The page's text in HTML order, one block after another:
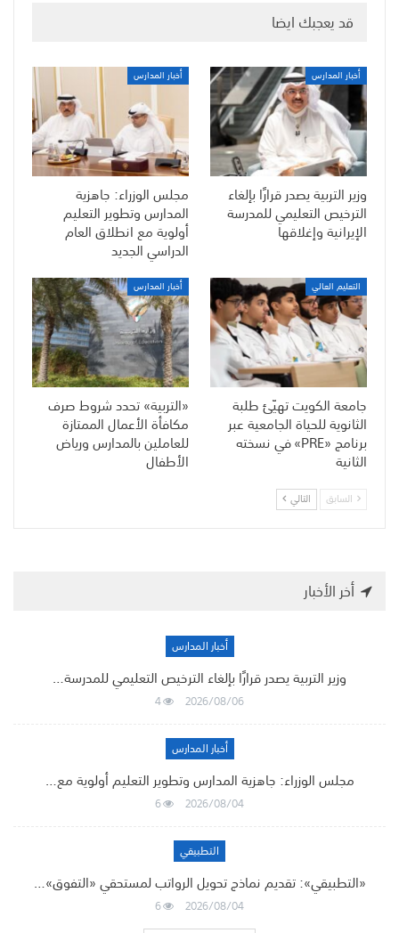
قد يعجبك ايضا
أخبار المدارس
وزير التربية يصدر قرارًا بإلغاء
الترخيص التعليمي للمدرسة
الإيرانية وإغلاقها
أخبار المدارس
مجلس الوزراء: جاهزية
المدارس وتطوير التعليم
أولوية مع انطلاق العام
الدراسي الجديد
التعليم العالي
جامعة الكويت تهيّئ طلبة
الثانوية للحياة الجامعية عبر
برنامج «PRE» في نسخته
الثانية
أخبار المدارس
«التربية» تحدد شروط صرف
مكافأة الأعمال الممتازة
للعاملين بالمدارس ورياض
الأطفال
السابق التالي
أخر الأخبار
أخبار المدارس
وزير التربية يصدر قرارًا بإلغاء الترخيص التعليمي للمدرسة…
2026/08/06
4
أخبار المدارس
مجلس الوزراء: جاهزية المدارس وتطوير التعليم أولوية مع…
2026/08/04
6
التطبيقي
«التطبيقي»: تقديم نماذج تحويل الرواتب لمستحقي «التفوق»…
2026/08/04
6